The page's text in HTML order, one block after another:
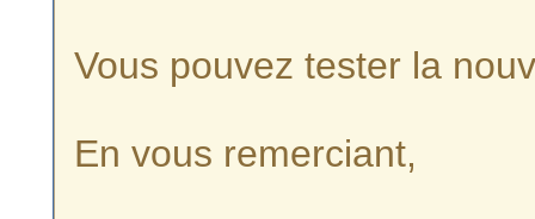
Vous pouvez tester la
En vous remerciant,